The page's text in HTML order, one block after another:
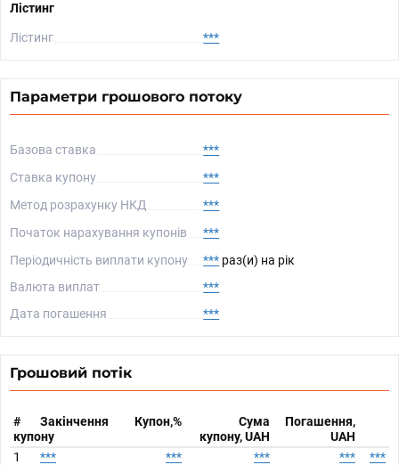
Лістинг
Лістинг ***
Параметри грошового потоку
Базова ставка
***
Ставка купону
***
Метод розрахунку НКД
***
Початок нарахування купонів
***
Періодичність виплати купону
*** раз(и) на рік
Валюта виплат
***
Дата погашення
***
Грошовий потік
#
Закінчення
купону
Купон,%
Сума
купону, UAH
Погашення,
UAH
1
*** *** *** *** ***